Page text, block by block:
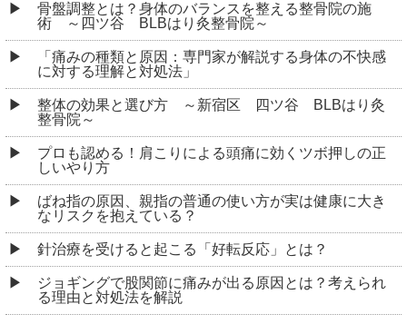
骨盤調整とは？身体のバランスを整える整骨院の施
術 ～四ツ谷 BLBはり灸整骨院～
「痛みの種類と原因：専門家が解説する身体の不快感
に対する理解と対処法」
整体の効果と選び方 ～新宿区 四ツ谷 BLBはり灸
整骨院～
プロも認める！肩こりによる頭痛に効くツボ押しの正
しいやり方
ばね指の原因、親指の普通の使い方が実は健康に大き
なリスクを抱えている？
針治療を受けると起こる「好転反応」とは？
ジョギングで股関節に痛みが出る原因とは？考えられ
る理由と対処法を解説